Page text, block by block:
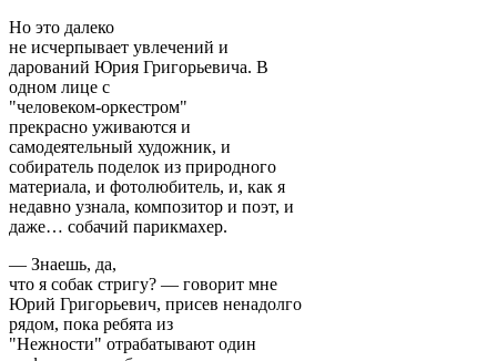
Но это далеко
не исчерпывает увлечений и
дарований Юрия Григорьевича. В
одном лице с
"человеком-оркестром"
прекрасно уживаются и
самодеятельный художник, и
собиратель поделок из природного
материала, и фотолюбитель, и, как я
недавно узнала, композитор и поэт, и
даже… собачий парикмахер.
— Знаешь, да,
что я собак стригу? — говорит мне
Юрий Григорьевич, присев ненадолго
рядом, пока ребята из
"Нежности" отрабатывают один